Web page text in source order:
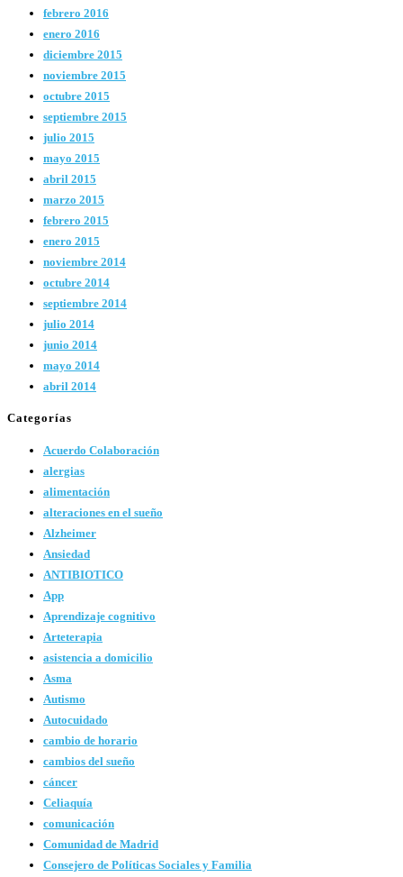
febrero 2016
enero 2016
diciembre 2015
noviembre 2015
octubre 2015
septiembre 2015
julio 2015
mayo 2015
abril 2015
marzo 2015
febrero 2015
enero 2015
noviembre 2014
octubre 2014
septiembre 2014
julio 2014
junio 2014
mayo 2014
abril 2014
Categorías
Acuerdo Colaboración
alergias
alimentación
alteraciones en el sueño
Alzheimer
Ansiedad
ANTIBIOTICO
App
Aprendizaje cognitivo
Arteterapia
asistencia a domicilio
Asma
Autismo
Autocuidado
cambio de horario
cambios del sueño
cáncer
Celiaquía
comunicación
Comunidad de Madrid
Consejero de Políticas Sociales y Familia